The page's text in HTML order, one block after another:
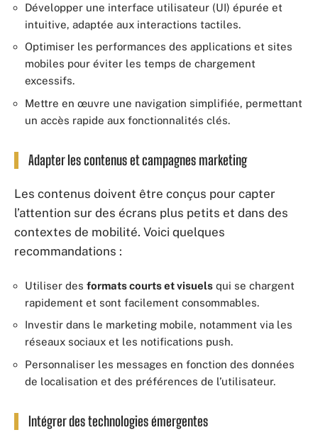
Développer une interface utilisateur (UI) épurée et
intuitive, adaptée aux interactions tactiles.
Optimiser les performances des applications et sites
mobiles pour éviter les temps de chargement
excessifs.
Mettre en œuvre une navigation simplifiée, permettant
un accès rapide aux fonctionnalités clés.
Adapter les contenus et campagnes marketing
Les contenus doivent être conçus pour capter
l’attention sur des écrans plus petits et dans des
contextes de mobilité. Voici quelques
recommandations :
Utiliser des formats courts et visuels qui se chargent
rapidement et sont facilement consommables.
Investir dans le marketing mobile, notamment via les
réseaux sociaux et les notifications push.
Personnaliser les messages en fonction des données
de localisation et des préférences de l’utilisateur.
Intégrer des technologies émergentes